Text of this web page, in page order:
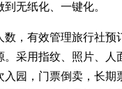
无纸化、一键化。
数，有效管理旅行社预
。采用指纹、照片、人
入园，门票倒卖，长期